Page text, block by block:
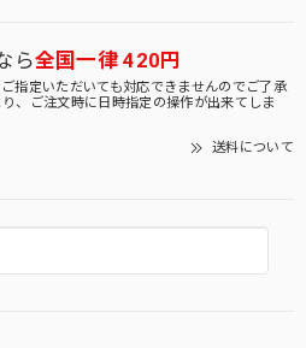
ら全国一律 420円
指定いただいても対応できませんのでご了承
、ご注文時に日時指定の操作が出来てしま
送料について